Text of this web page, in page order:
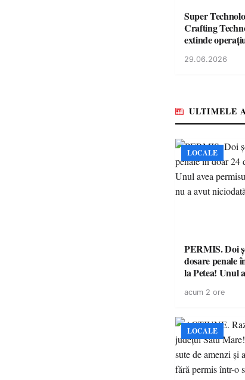
Super
Crafting
extinde
29.06.2026
ULTIMELE
LOCALE
PERMIS. Doi
dosare penale
la Petea! Unul
niciodată permis
acum 2 ore
LOCALE